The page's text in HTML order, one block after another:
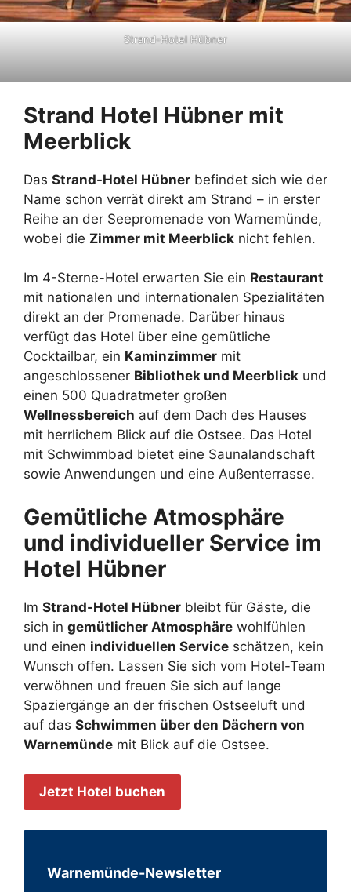
Strand-Hotel Hübner
Strand Hotel Hübner mit
Meerblick
Das Strand-Hotel Hübner befindet sich wie der
Name schon verrät direkt am Strand – in erster
Reihe an der Seepromenade von Warnemünde,
wobei die Zimmer mit Meerblick nicht fehlen.
Im 4-Sterne-Hotel erwarten Sie ein Restaurant
mit nationalen und internationalen Spezialitäten
direkt an der Promenade. Darüber hinaus
verfügt das Hotel über eine gemütliche
Cocktailbar, ein Kaminzimmer mit
angeschlossener Bibliothek und Meerblick und
einen 500 Quadratmeter großen
Wellnessbereich auf dem Dach des Hauses
mit herrlichem Blick auf die Ostsee. Das Hotel
mit Schwimmbad bietet eine Saunalandschaft
sowie Anwendungen und eine Außenterrasse.
Gemütliche Atmosphäre
und individueller Service im
Hotel Hübner
Im Strand-Hotel Hübner bleibt für Gäste, die
sich in gemütlicher Atmosphäre wohlfühlen
und einen individuellen Service schätzen, kein
Wunsch offen. Lassen Sie sich vom Hotel-Team
verwöhnen und freuen Sie sich auf lange
Spaziergänge an der frischen Ostseeluft und
auf das Schwimmen über den Dächern von
Warnemünde mit Blick auf die Ostsee.
Jetzt Hotel buchen
Warnemünde-Newsletter